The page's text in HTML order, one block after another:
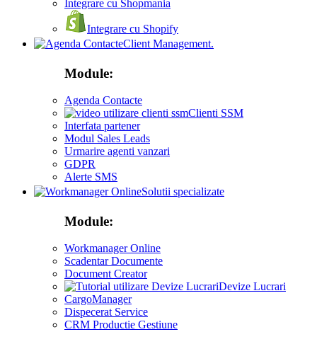
Integrare cu Shopmania
Integrare cu Shopify
Client Management.
Module:
Agenda Contacte
Clienti SSM
Interfata partener
Modul Sales Leads
Urmarire agenti vanzari
GDPR
Alerte SMS
Solutii specializate
Module:
Workmanager Online
Scadentar Documente
Document Creator
Devize Lucrari
CargoManager
Dispecerat Service
CRM Productie Gestiune